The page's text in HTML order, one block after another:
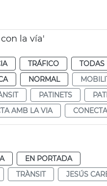
la vía'
TRÁFICO
TODAS
NORMAL
PATINETS
AMB LA VIA
EN PORTADA
TRÀNSIT
JESÚS